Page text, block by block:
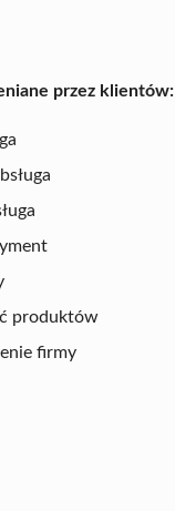
przez klientów:
produktów
firmy